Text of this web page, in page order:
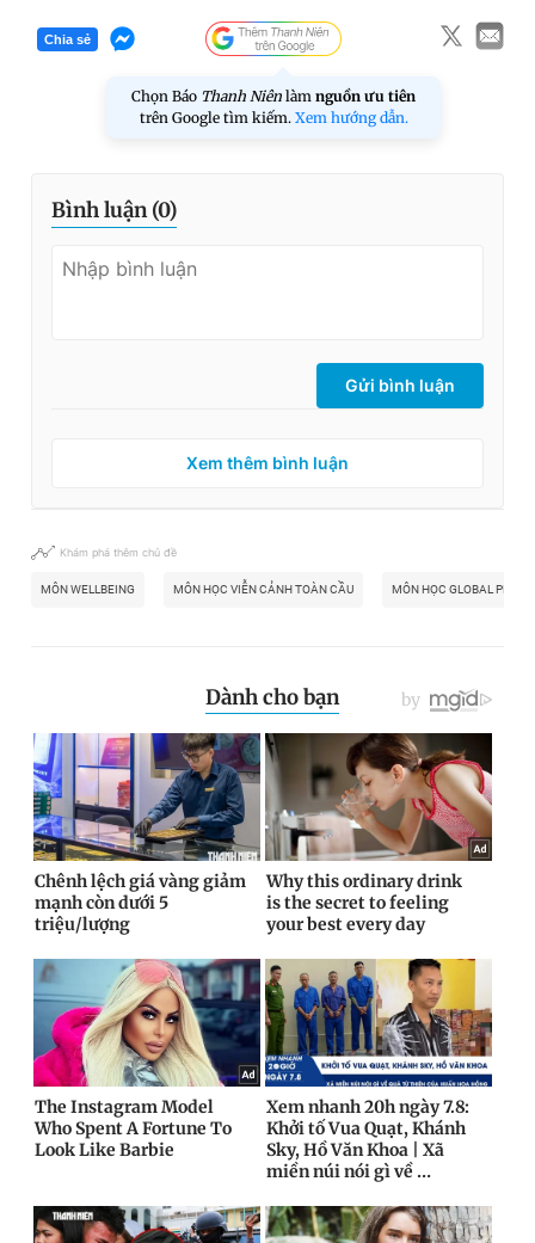
Chia sẻ
Chọn Báo Thanh Niên làm nguồn ưu tiên
trên Google tìm kiếm. Xem hướng dẫn.
Bình luận (0)
Gửi bình luận
Xem thêm bình luận
Khám phá thêm chủ đề
MÔN WELLBEING MÔN HỌC VIỄN CẢNH TOÀN CẦU MÔN HỌC GLOBAL